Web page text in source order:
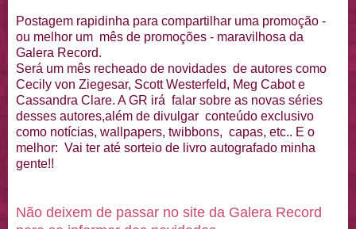
Postagem rapidinha para compartilhar uma promoção -
ou melhor um mês de promoções - maravilhosa da
Galera Record.
Será um mês recheado de novidades de autores como
Cecily von Ziegesar, Scott Westerfeld, Meg Cabot e
Cassandra Clare. A GR irá falar sobre as novas séries
desses autores,além de divulgar conteúdo exclusivo
como notícias, wallpapers, twibbons, capas, etc.. E o
melhor: Vai ter até sorteio de livro autografado minha
gente!!
Não deixem de passar no site da Galera Record